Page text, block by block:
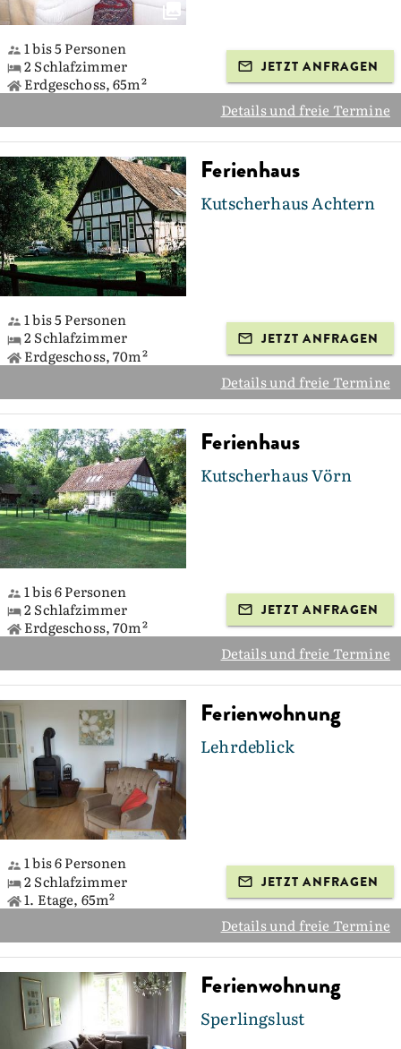
1 bis 5 Personen
2 Schlafzimmer
Erdgeschoss, 65m²
JETZT ANFRAGEN
Details und freie Termine
Ferienhaus
Kutscherhaus Achtern
1 bis 5 Personen
2 Schlafzimmer
Erdgeschoss, 70m²
JETZT ANFRAGEN
Details und freie Termine
Ferienhaus
Kutscherhaus Vörn
1 bis 6 Personen
2 Schlafzimmer
Erdgeschoss, 70m²
JETZT ANFRAGEN
Details und freie Termine
Ferienwohnung
Lehrdeblick
1 bis 6 Personen
2 Schlafzimmer
1. Etage, 65m²
JETZT ANFRAGEN
Details und freie Termine
Ferienwohnung
Sperlingslust